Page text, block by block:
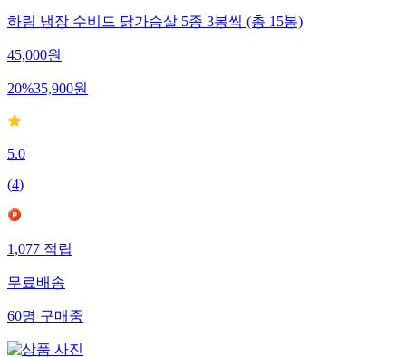
하림 냉장 수비드 닭가슴살 5종 3봉씩 (총 15봉)
45,000원
20%35,900원
5.0
(4)
1,077적립
무료배송
60명구매중